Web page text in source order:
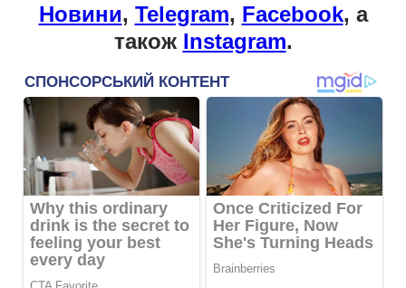
Новини, Telegram, Facebook, а
також Instagram.